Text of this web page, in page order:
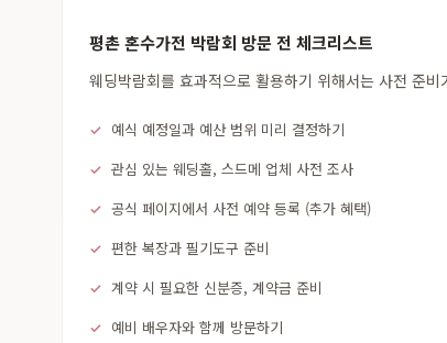
평촌 혼수가전 박람회 방문 전 체크리스트
웨딩박람회를 효과적으로 활용하기 위해서는 사전 준
예식 예정일과 예산 범위 미리 결정하기
관심 있는 웨딩홀, 스드메 업체 사전 조사
공식 페이지에서 사전 예약 등록 (추가 혜택)
편한 복장과 필기도구 준비
계약 시 필요한 신분증, 계약금 준비
예비 배우자와 함께 방문하기